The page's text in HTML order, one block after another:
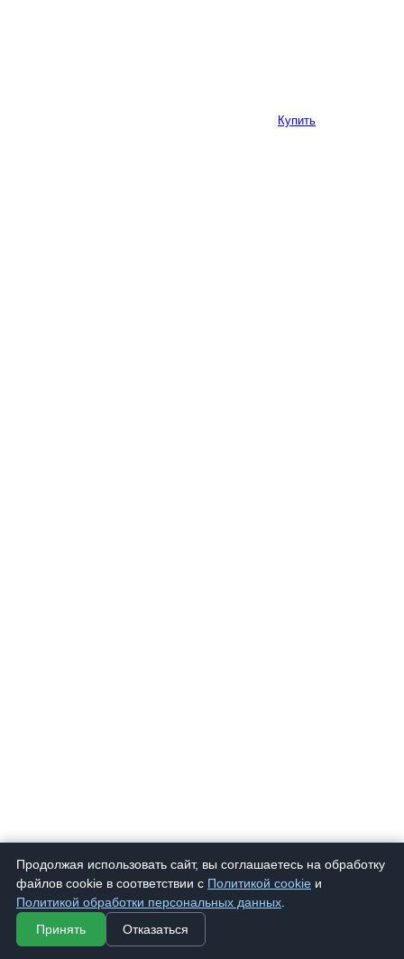
Купить
9007 К Очки корригирующие "Фотохром" 9007 К
Продолжая использовать сайт, вы соглашаетесь на обработку
файлов cookie в соответствии с Политикой cookie и
Политикой обработки персональных данных
Принять
Отказаться